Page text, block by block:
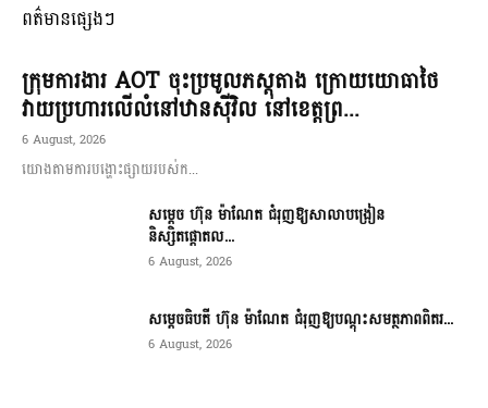
ពត៌មានផ្សេងៗ
ក្រុមការងារ AOT ចុះប្រមូលភស្តុតាង ក្រោយយោធាថៃ
វាយប្រហារលើលំនៅឋានស៊ីវិល នៅខេត្តព្រ...
6 August, 2026
យោងតាមការបង្ហោះផ្សាយរបស់ក...
សម្តេច ហ៊ុន ម៉ាណែត ជំរុញឱ្យសាលាបង្រៀន
និស្សិតផ្តោតល...
6 August, 2026
សម្តេចធិបតី ហ៊ុន ម៉ាណែត ជំរុញឱ្យបណ្តុះសមត្ថភាពពិតរ...
6 August, 2026